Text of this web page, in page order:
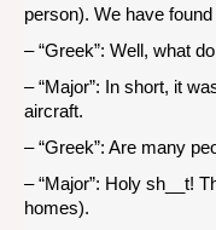
person). We have found
– “Greek”: Well, what
– “Major”: In short, it
aircraft.
– “Greek”: Are many
– “Major”: Holy sh__t!
homes).